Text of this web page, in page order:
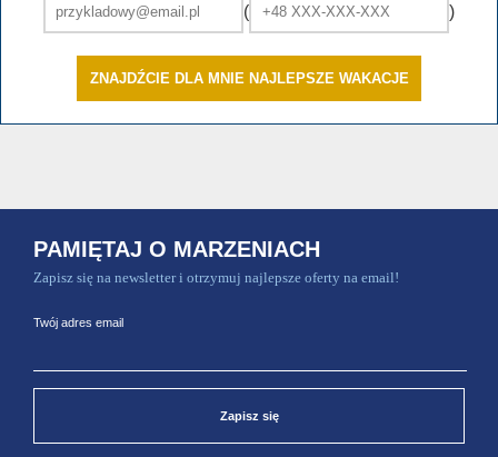
( )
ZNAJDŹCIE DLA MNIE NAJLEPSZE WAKACJE
PAMIĘTAJ O MARZENIACH
Zapisz się na newsletter i otrzymuj najlepsze oferty na email!
Twój adres email
Zapisz się